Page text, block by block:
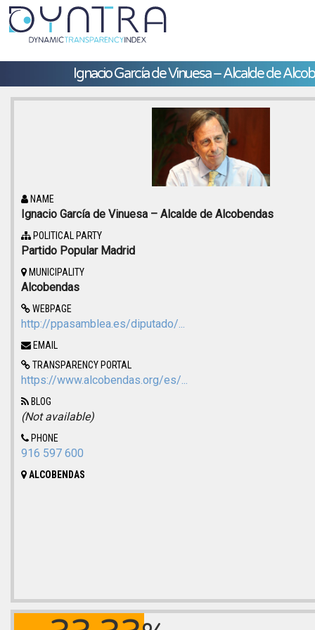
Ignacio García de Vinuesa – Alcalde de
NAME
Ignacio García de Vinuesa – Alcalde de Alcobendas
POLITICAL PARTY
Partido Popular Madrid
MUNICIPALITY
Alcobendas
WEBPAGE
http://ppasamblea.es/diputado/...
EMAIL
TRANSPARENCY PORTAL
https://www.alcobendas.org/es/...
BLOG
(Not available)
PHONE
916 597 600
ALCOBENDAS